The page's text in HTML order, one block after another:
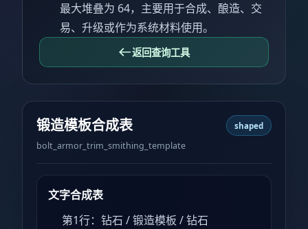
最大堆叠为 64，主要用于合成、酿造、交
易、升级或作为系统材料使用。
返回查询工具
锻造模板合成表
bolt_armor_trim_smithing_template
shaped
文字合成表
第1行：钻石 / 锻造模板 / 钻石